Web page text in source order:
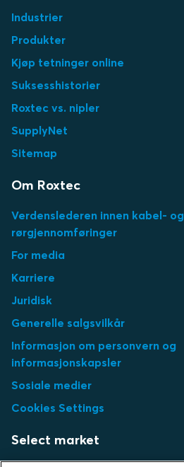
Industrier
Produkter
Kjøp tetninger online
Suksesshistorier
Roxtec vs. nipler
SupplyNet
Sitemap
Om Roxtec
Verdenslederen innen kabel- og
rørgjennomføringer
For media
Karriere
Juridisk
Generelle salgsvilkår
Informasjon om personvern og
informasjonskapsler
Sosiale medier
Cookies Settings
Select market